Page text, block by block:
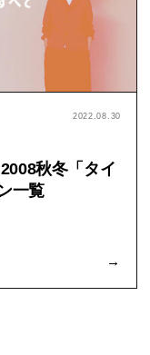
2022.08.30
秋冬「タイ
一覧
→